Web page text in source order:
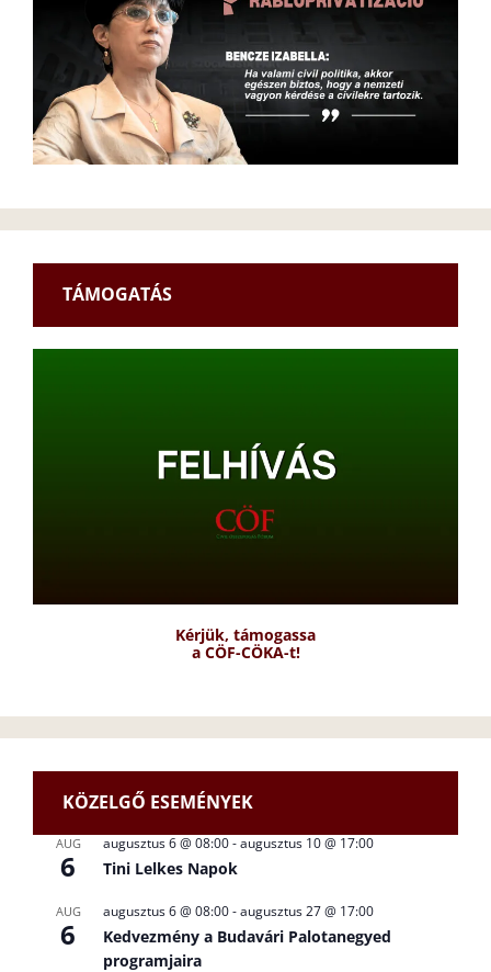
TÁMOGATÁS
Kérjük, támogassa
a CÖF-CÖKA-t!
KÖZELGŐ ESEMÉNYEK
AUG
6
augusztus 6 @ 08:00-augusztus 10 @ 17:00
Tini Lelkes Napok
AUG
6
augusztus 6 @ 08:00-augusztus 27 @ 17:00
Kedvezmény a Budavári Palotanegyed
programjaira